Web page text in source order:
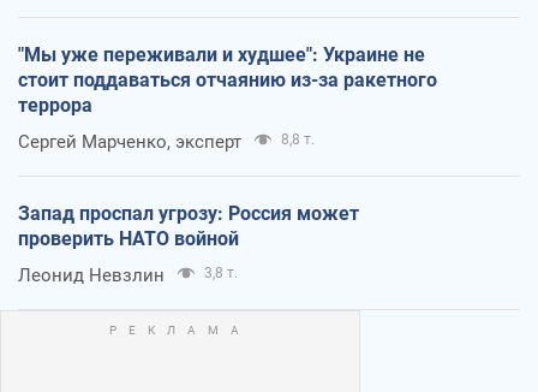
"Мы уже переживали и худшее": Украине не
стоит поддаваться отчаянию из-за ракетного
террора
Сергей Марченко, эксперт 8,8 т.
Запад проспал угрозу: Россия может
проверить НАТО войной
Леонид Невзлин 3,8 т.